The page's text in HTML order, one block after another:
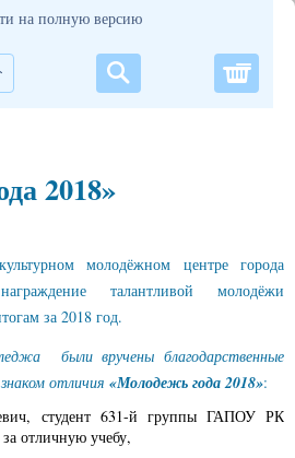
на полную версию
2018»
молодёжном центре города
талантливой молодёжи
за 2018 год.
были вручены благодарственные
отличия «Молодежь года 2018»:
студент 631-й группы ГАПОУ РК
отличную учебу,